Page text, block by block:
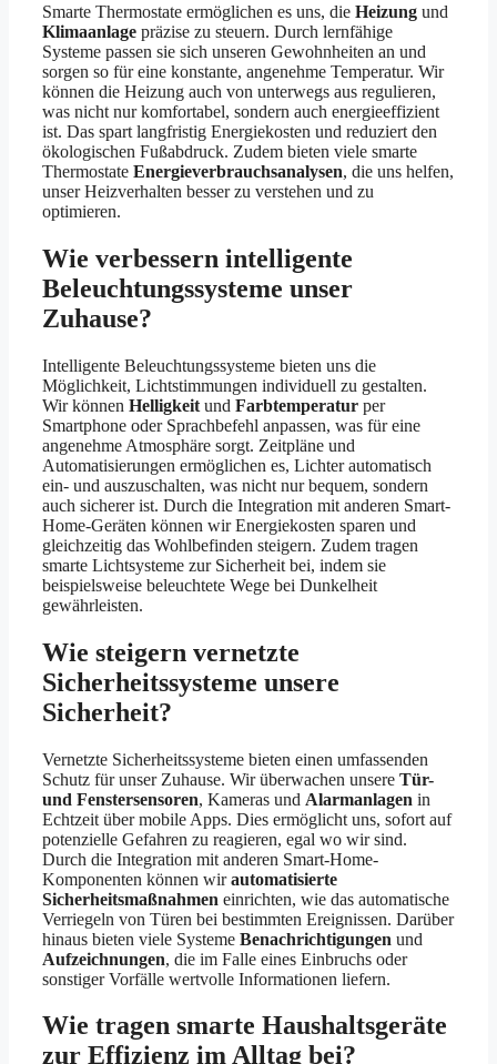
Smarte Thermostate ermöglichen es uns, die Heizung und
Klimaanlage präzise zu steuern. Durch lernfähige
Systeme passen sie sich unseren Gewohnheiten an und
sorgen so für eine konstante, angenehme Temperatur. Wir
können die Heizung auch von unterwegs aus regulieren,
was nicht nur komfortabel, sondern auch energieeffizient
ist. Das spart langfristig Energiekosten und reduziert den
ökologischen Fußabdruck. Zudem bieten viele smarte
Thermostate Energieverbrauchsanalysen, die uns helfen,
unser Heizverhalten besser zu verstehen und zu
optimieren.
Wie verbessern intelligente
Beleuchtungssysteme unser
Zuhause?
Intelligente Beleuchtungssysteme bieten uns die
Möglichkeit, Lichtstimmungen individuell zu gestalten.
Wir können Helligkeit und Farbtemperatur per
Smartphone oder Sprachbefehl anpassen, was für eine
angenehme Atmosphäre sorgt. Zeitpläne und
Automatisierungen ermöglichen es, Lichter automatisch
ein- und auszuschalten, was nicht nur bequem, sondern
auch sicherer ist. Durch die Integration mit anderen Smart-
Home-Geräten können wir Energiekosten sparen und
gleichzeitig das Wohlbefinden steigern. Zudem tragen
smarte Lichtsysteme zur Sicherheit bei, indem sie
beispielsweise beleuchtete Wege bei Dunkelheit
gewährleisten.
Wie steigern vernetzte
Sicherheitssysteme unsere
Sicherheit?
Vernetzte Sicherheitssysteme bieten einen umfassenden
Schutz für unser Zuhause. Wir überwachen unsere Tür-
und Fenstersensoren, Kameras und Alarmanlagen in
Echtzeit über mobile Apps. Dies ermöglicht uns, sofort auf
potenzielle Gefahren zu reagieren, egal wo wir sind.
Durch die Integration mit anderen Smart-Home-
Komponenten können wirautomatisierte
Sicherheitsmaßnahmen einrichten, wie das automatische
Verriegeln von Türen bei bestimmten Ereignissen. Darüber
hinaus bieten viele Systeme Benachrichtigungen und
Aufzeichnungen, die im Falle eines Einbruchs oder
sonstiger Vorfälle wertvolle Informationen liefern.
Wie tragen smarte Haushaltsgeräte
zur Effizienz im Alltag bei?